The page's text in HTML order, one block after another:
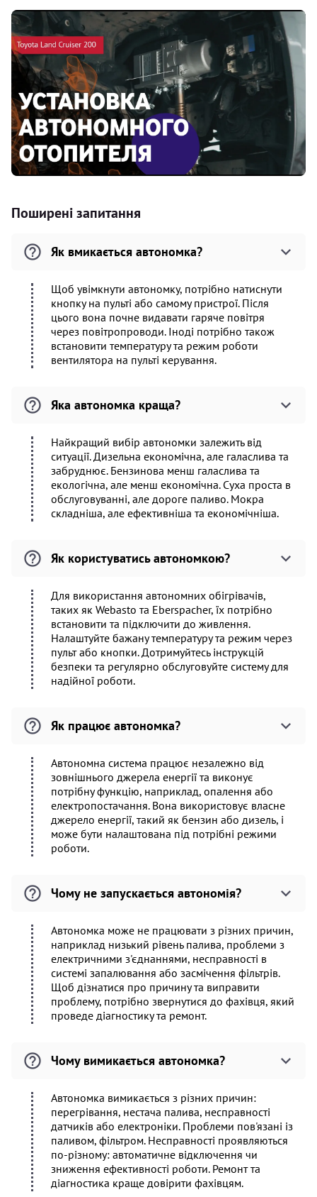
Поширені запитання
Як вмикається автономка?
Щоб увімкнути автономку, потрібно натиснути
кнопку на пульті або самому пристрої. Після
цього вона почне видавати гаряче повітря
через повітропроводи. Іноді потрібно також
встановити температуру та режим роботи
вентилятора на пульті керування.
Яка автономка краща?
Найкращий вибір автономки залежить від
ситуації. Дизельна економічна, але галаслива та
забруднює. Бензинова менш галаслива та
екологічна, але менш економічна. Суха проста в
обслуговуванні, але дороге паливо. Мокра
складніша, але ефективніша та економічніша.
Як користуватись автономкою?
Для використання автономних обігрівачів,
таких як Webasto та Eberspacher, їх потрібно
встановити та підключити до живлення.
Налаштуйте бажану температуру та режим через
пульт або кнопки. Дотримуйтесь інструкцій
безпеки та регулярно обслуговуйте систему для
надійної роботи.
Як працює автономка?
Автономна система працює незалежно від
зовнішнього джерела енергії та виконує
потрібну функцію, наприклад, опалення або
електропостачання. Вона використовує власне
джерело енергії, такий як бензин або дизель, і
може бути налаштована під потрібні режими
роботи.
Чому не запускається автономія?
Автономка може не працювати з різних причин,
наприклад низький рівень палива, проблеми з
електричними з'єднаннями, несправності в
системі запалювання або засмічення фільтрів.
Щоб дізнатися про причину та виправити
проблему, потрібно звернутися до фахівця, який
проведе діагностику та ремонт.
Чому вимикається автономка?
Автономка вимикається з різних причин:
перегрівання, нестача палива, несправності
датчиків або електроніки. Проблеми пов'язані із
паливом, фільтром. Несправності проявляються
по-різному: автоматичне відключення чи
зниження ефективності роботи. Ремонт та
діагностика краще довірити фахівцям.